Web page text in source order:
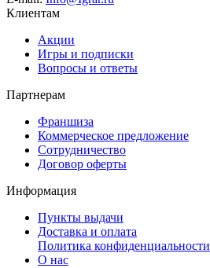
Клиентам
Акции
Игры и подписки
Вопросы и ответы
Партнерам
Франшиза
Коммерческое предложение
Сотрудничество
Договор оферты
Информация
Пункты выдачи
Доставка и оплата
Политика конфиденциальности
О нас